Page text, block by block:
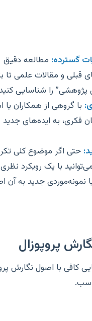
گسترده: مطالعه دقیق
قبلی و مقالات علمی تا
را شناسایی
با گروهی از همکاران یا
فکری، به ایده‌های
حتی اگر موضوع کلی
با یک رویکرد
نمونه‌موردی جدید به آن
پروپوزال
کافی با اصول نگارش